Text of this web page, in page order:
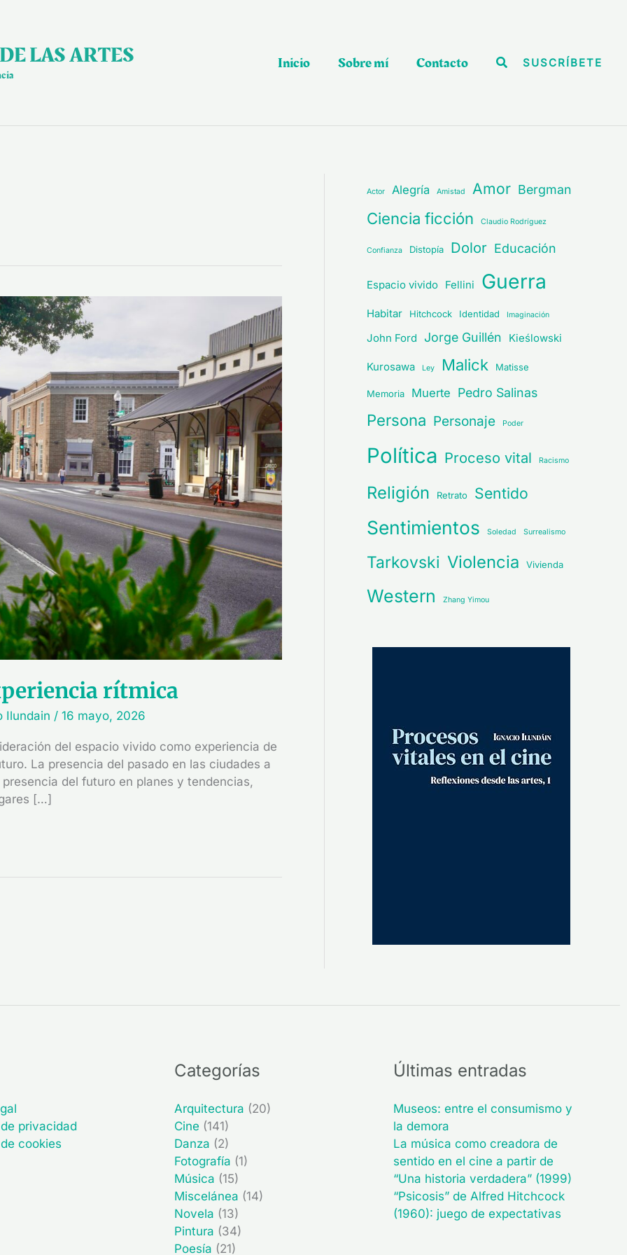
LAS ARTES Inicio Sobre mí Contacto BuscarSUSCRÍBETE
rítmica
Ilundain / 16 mayo, 2026
del espacio vivido como experiencia de
La presencia del pasado en las ciudades a
del futuro en planes y tendencias,
[…]
Actor Alegría Amistad Amor Bergman
Ciencia ficción Claudio Rodríguez
Confianza Distopía Dolor Educación
Espacio vivido Fellini Guerra
Habitar Hitchcock Identidad Imaginación
John Ford Jorge Guillén Kieślowski
Kurosawa Ley Malick Matisse
Memoria Muerte Pedro Salinas
Persona Personaje Poder
Política Proceso vital Racismo
Religión Retrato Sentido
Sentimientos Soledad Surrealismo
Tarkovski Violencia Vivienda
Western Zhang Yimou
privacidad
cookies
Categorías
Arquitectura (20)
Cine (141)
Danza (2)
Fotografía (1)
Música (15)
Miscelánea (14)
Novela (13)
Pintura (34)
Poesía (21)
Últimas entradas
Museos: entre el consumismo y
la demora
La música como creadora de
sentido en el cine a partir de
“Una historia verdadera” (1999)
“Psicosis” de Alfred Hitchcock
(1960): juego de expectativas